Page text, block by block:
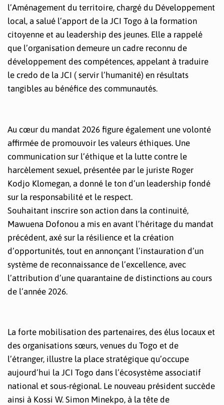
l’Aménagement du territoire, chargé du Développement
local, a salué l’apport de la JCI Togo à la formation
citoyenne et au leadership des jeunes. Elle a rappelé
que l’organisation demeure un cadre reconnu de
développement des compétences, appelant à traduire
le credo de la JCI ( servir l’humanité) en résultats
tangibles au bénéfice des communautés.
Au cœur du mandat 2026 figure également une volonté
affirmée de promouvoir les valeurs éthiques. Une
communication sur l’éthique et la lutte contre le
harcèlement sexuel, présentée par le juriste Roger
Kodjo Klomegan, a donné le ton d’un leadership fondé
sur la responsabilité et le respect.
Souhaitant inscrire son action dans la continuité,
Mawuena Dofonou a mis en avant l’héritage du mandat
précédent, axé sur la résilience et la création
d’opportunités, tout en annonçant l’instauration d’un
système de reconnaissance de l’excellence, avec
l’attribution d’une quarantaine de distinctions au cours
de l’année 2026.
La forte mobilisation des partenaires, des élus locaux et
des organisations sœurs, venues du Togo et de
l’étranger, illustre la place stratégique qu’occupe
aujourd’hui la JCI Togo dans l’écosystème associatif
national et sous-régional. Le nouveau président succède
ainsi à Kossi W. Simon Minekpo, à la tête de